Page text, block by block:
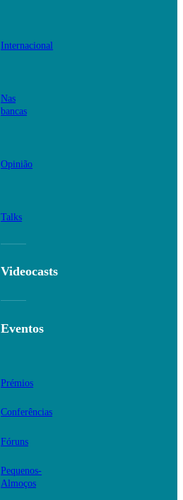
Internacional
Nas
bancas
Opinião
Talks
Videocasts
Eventos
Prémios
Conferências
Fóruns
Pequenos-
Almoços